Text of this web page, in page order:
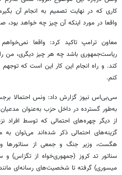
کاری که در نهایت تصمیم به انجام آن
واقعا در مورد اینکه آن چیز چه خواهد بود،
معاون ترامپ تاکید کرد: واقعا
ریاست‌جمهوری باشد چه هر چیز دیگری، من
کند. و راه انجام این کار این است که
کنم.
سی‌بی‌اس نیوز گزارش داد: ونس احتمالا
از دیگر چهره‌های احتمالی که توسط افراد
گزینه‌های احتمالی ذکر شده‌اند می‌توان به
هگست، وزیر جنگ و جمعی از سناتورها و
سناتور تد کروز (جمهوری‌خواه از تگزاس) و
میسوری) گرفته تا شخصیت‌های رسانه‌ای مانند